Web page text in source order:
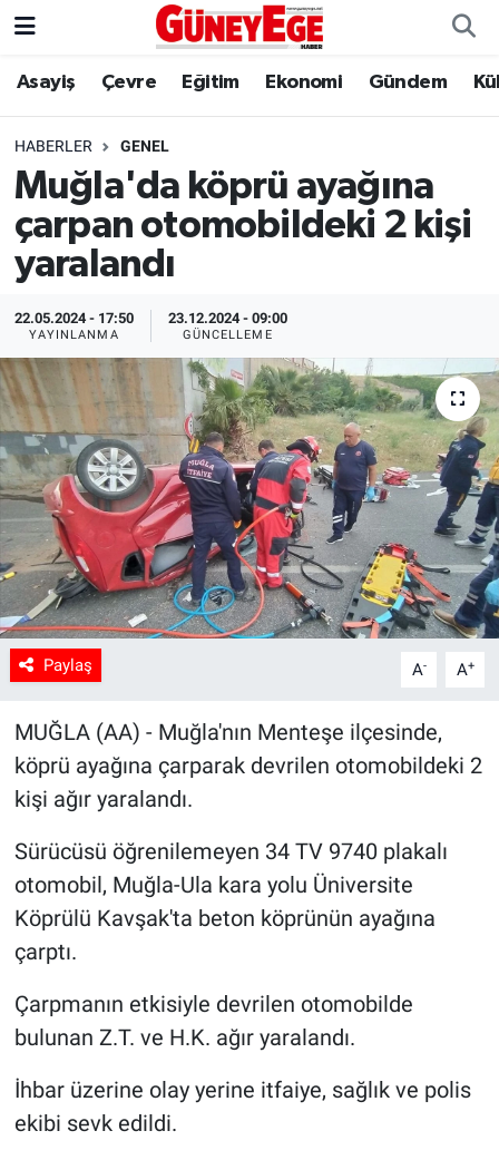
Asayiş Çevre Eğitim Ekonomi Gündem
HABERLER GENEL
Muğla'da köprü ayağına
çarpan otomobildeki 2 kişi
yaralandı
22.05.2024 - 17:50
YAYINLANMA
23.12.2024 - 09:00
GÜNCELLEME
Paylaş A- A+
MUĞLA (AA) - Muğla'nın Menteşe ilçesinde,
köprü ayağına çarparak devrilen otomobildeki 2
kişi ağır yaralandı.
Sürücüsü öğrenilemeyen 34 TV 9740 plakalı
otomobil, Muğla-Ula kara yolu Üniversite
Köprülü Kavşak'ta beton köprünün ayağına
çarptı.
Çarpmanın etkisiyle devrilen otomobilde
bulunan Z.T. ve H.K. ağır yaralandı.
İhbar üzerine olay yerine itfaiye, sağlık ve polis
ekibi sevk edildi.
Asayiş
Çevre
Eğitim
Ekonomi
Gündem
Kültür Sanat
Magazin
Politika
Sağlık
Spor
Yaşam
İstanbul Hava Durumu
İstanbul Trafik Yoğunluk Haritası
Süper Lig Puan Durumu ve Fikstür
Tüm Manşetler
Son Dakika Haberleri
Haber Arşivi